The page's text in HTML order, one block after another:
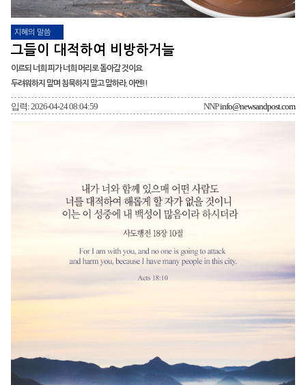
지혜의 말씀
그들이 대적하여 비방하거늘
이르되 너희 피가 너희 머리로 돌아갈 것이요
두려워하지 말며 침묵하지 말고 말하라. 아멘!!
입력: 2026-04-24 08:04:59 NNPinfo@newsandpost.com